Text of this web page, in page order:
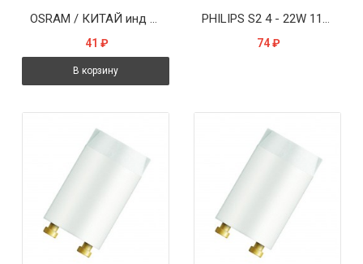
OSRAM / КИТАЙ инд упак ST 111 4-65W 220-240V (25/1000)-стартер
41 ₽
В корзину
PHILIPS S2 4 - 22W 110 - 240V (25/300)- стартер
74 ₽